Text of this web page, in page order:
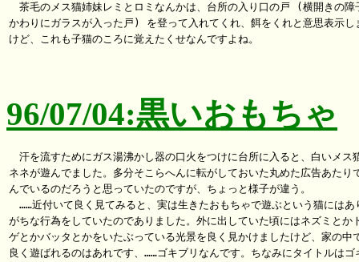
茶毛のメス猫姉妹レミとロミなんかは、台所の入り口の戸 (横開きの障
かわりにガラスが入った戸) を登って入れてくれ、餌をくれと意思表示し
けど、これも子猫のころに覚えたくせなんですよね。
96/07/04:黒いおもちゃ
汗を流すためにガス湯沸かし器の口火をつけに台所に入ると、白いメス
ネネが遊んでました。多分そこらへんに転がしておいた丸めた広告あたり
んでいるのだろうと思っていたのですが、ちょっと様子が違う。
……近付いて良く見てみると、実は生きたおもちゃで遊ぶという猫にはあ
がちな行為をしていたのでありました。外に出していた頃にはネズミとか
ゲとかバッタとかをいたぶっている光景を良く見かけましたけど、家の中
良く遊ばれるのはあれです、……ゴキブリなんです。ちなみにタイトルはゴ